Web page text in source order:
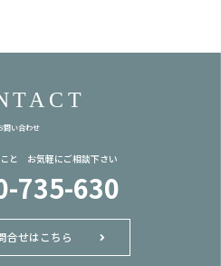
問い合わせ
と お気軽にご相談下さい
735-630
合せはこちら